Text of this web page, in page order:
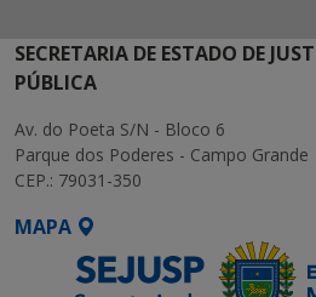
SECRETARIA DE ESTADO DE
PÚBLICA
Av. do Poeta S/N - Bloco 6
Parque dos Poderes - Campo
CEP.: 79031-350
MAPA